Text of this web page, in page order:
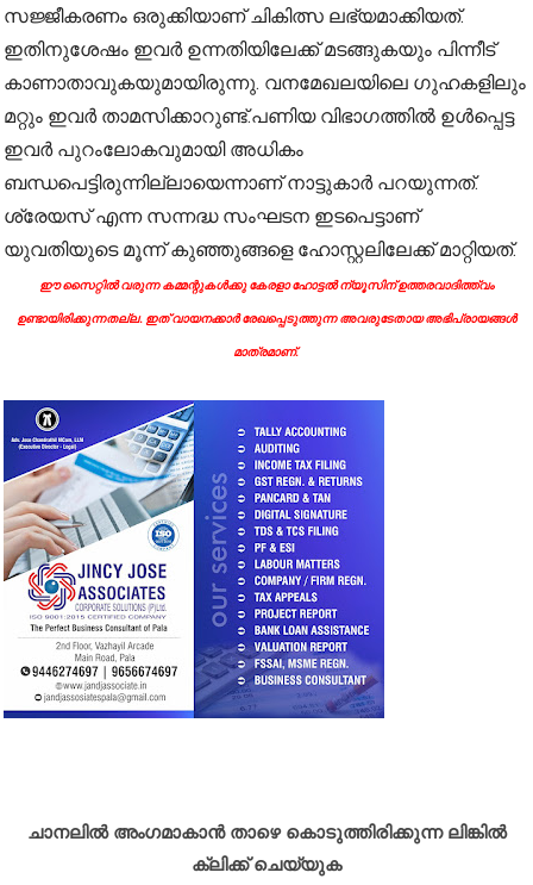
സജ്ജീകരണം ഒരുക്കിയാണ് ചികിത്സ ലഭ്യമാക്കിയത്.
ഇതിനുശേഷം ഇവർ ഉന്നതിയിലേക്ക് മടങ്ങുകയും പിന്നീട്
കാണാതാവുകയുമായിരുന്നു. വനമേഖലയിലെ ഗുഹകളിലും
മറ്റും ഇവർ താമസിക്കാറുണ്ട്.പണിയ വിഭാഗത്തിൽ ഉൾപ്പെട്ട
ഇവർ പുറംലോകവുമായി അധികം
ബന്ധപെട്ടിരുന്നില്ലായെന്നാണ് നാട്ടുകാർ പറയുന്നത്.
ശ്രേയസ് എന്ന സന്നദ്ധ സംഘടന ഇടപെട്ടാണ്
യുവതിയുടെ മൂന്ന് കുഞ്ഞുങ്ങളെ ഹോസ്റ്റലിലേക്ക് മാറ്റിയത്.
ഈ സൈറ്റിൽ വരുന്ന കമ്മന്റുകൾക്കു കേരളാ ഹോട്ടൽ ന്യൂസിന് ഉത്തരവാദിത്ത്വം
ഉണ്ടായിരിക്കുന്നതല്ല. ഇത് വായനക്കാർ രേഖപ്പെടുത്തുന്ന അവരുടേതായ അഭിപ്രായങ്ങൾ
മാത്രമാണ്.
ചാനലിൽ അംഗമാകാൻ താഴെ കൊടുത്തിരിക്കുന്ന ലിങ്കിൽ
ക്ലിക്ക് ചെയ്യുക